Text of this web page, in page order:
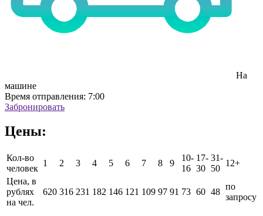
На
машине
Время отправления: 7:00
Забронировать
Цены:
Кол-во
человек
1 2 3 4 5 6 7 8 9
10-
16
17-
30
31-
50
12+
Цена, в
рублях
на чел.
620 316 231 182 146 121 109 97 91 73 60 48
по
запросу